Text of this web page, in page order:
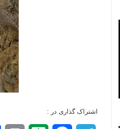
اشتراک گذاری در :